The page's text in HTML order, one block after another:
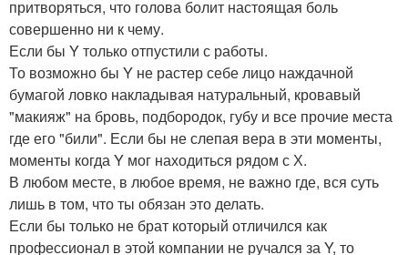
притворяться, что голова болит настоящая боль
совершенно ни к чему.
Если бы Y только отпустили с работы.
То возможно бы Y не растер себе лицо наждачной
бумагой ловко накладывая натуральный, кровавый
"макияж" на бровь, подбородок, губу и все прочие места
где его "били". Если бы не слепая вера в эти моменты,
моменты когда Y мог находиться рядом с Х.
В любом месте, в любое время, не важно где, вся суть
лишь в том, что ты обязан это делать.
Если бы только не брат который отличился как
профессионал в этой компании не ручался за Y, то